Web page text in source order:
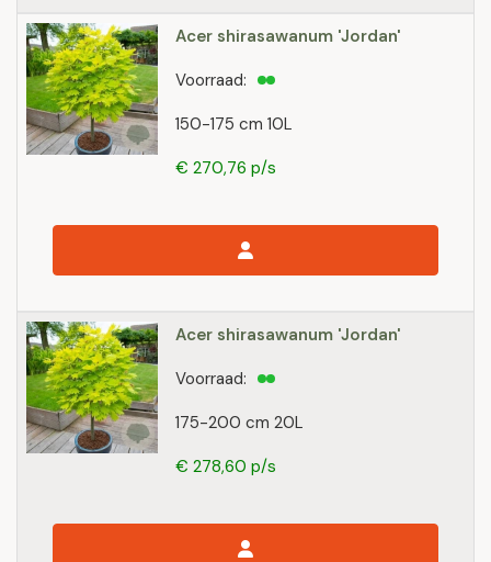
Acer shirasawanum 'Jordan'
150-175 cm 10L
Voorraad:
€ 270,76 p/s
Acer shirasawanum 'Jordan'
175-200 cm 20L
Voorraad:
€ 278,60 p/s